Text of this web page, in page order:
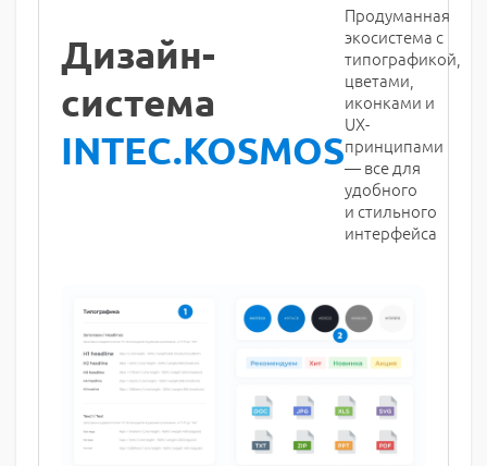
Дизайн-
система
INTEC.KOSMOS
Продуманная
экосистема с
типографикой,
цветами,
иконками и
UX-
принципами
— все для
удобного
и стильного
интерфейса